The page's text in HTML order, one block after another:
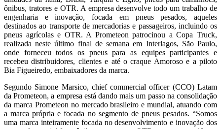
ônibus, tratores e OTR. A empresa desenvolve todo um trabalho de
engenharia e inovação, focada em pneus pesados, aqueles
destinados ao transporte de mercadorias e passageiros, incluindo os
pneus agrícolas e OTR. A Prometeon patrocinou a Copa Truck,
realizada neste último final de semana em Interlagos, São Paulo,
onde forneceu todos os pneus para as equipes participantes e
recebeu distribuidores, clientes e até o craque Amoroso e a piloto
Bia Figueiredo, embaixadores da marca.
Segundo Simone Marsico, chief commercial officer (CCO) Latam
da Prometeon, a empresa está dando mais um passo na consolidação
da marca Prometeon no mercado brasileiro e mundial, atuando com
a marca própria e focada no segmento de pneus pesados. “Somos
uma marca inteiramente focada no desenvolvimento e inovação dos